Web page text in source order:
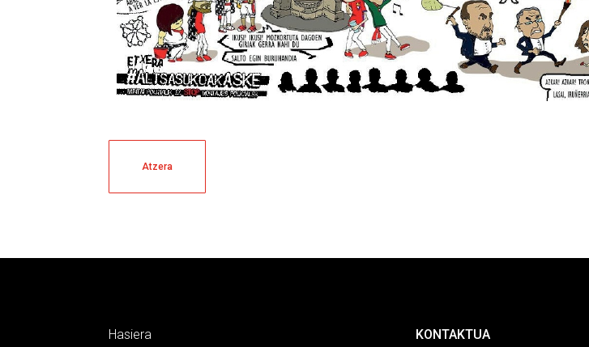
Atzera
Hasiera KONTAKTUA